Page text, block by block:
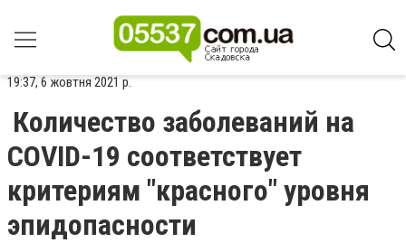
19:37, 6 жовтня 2021 р.
Количество заболеваний на
COVID-19 соответствует
критериям "красного" уровня
эпидопасности